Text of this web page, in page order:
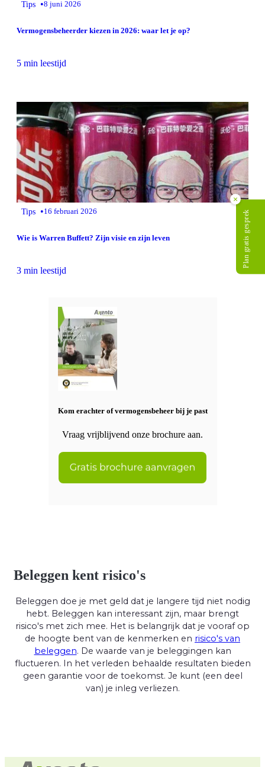
Tips •8 juni 2026
Vermogensbeheerder kiezen in 2026: waar let je op?
5 min leestijd
Tips •16 februari 2026
Wie is Warren Buffett? Zijn visie en zijn leven
3 min leestijd
Kom erachter of vermogensbeheer bij je past
Vraag vrijblijvend onze brochure aan.
Beleggen kent risico's
Beleggen doe je met geld dat je langere tijd niet nodig
hebt. Beleggen kan interessant zijn, maar brengt
risico's met zich mee. Het is belangrijk dat je vooraf op
de hoogte bent van de kenmerken en risico's van
beleggen. De waarde van je beleggingen kan
fluctueren. In het verleden behaalde resultaten bieden
geen garantie voor de toekomst. Je kunt (een deel
van) je inleg verliezen.
×
Plan gratis gesprek